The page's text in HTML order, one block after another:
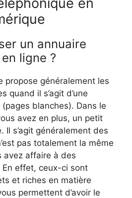
un annuaire
ligne ?
propose généralement les
quand il s’agit d’une
blanches). Dans le
avez en plus, un petit
Il s’agit généralement des
pas totalement la même
avez affaire à des
En effet, ceux-ci sont
et riches en matière
permettent d’avoir le